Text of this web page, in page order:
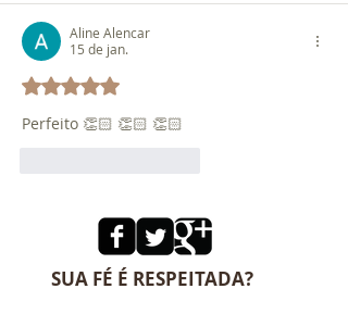
Aline Alencar
15 de jan.
Avaliado com 5 de 5 estrelas.
Perfeito 👏🏻 👏🏻 👏🏻
SUA FÉ É RESPEITADA?